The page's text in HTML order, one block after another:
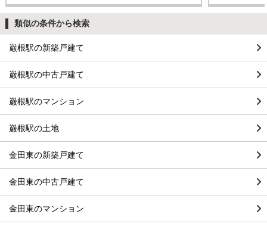
類似の条件から検索
巌根駅の新築戸建て
巌根駅の中古戸建て
巌根駅のマンション
巌根駅の土地
金田東の新築戸建て
金田東の中古戸建て
金田東のマンション